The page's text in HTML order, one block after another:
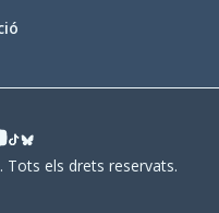
Tots els drets reservats.